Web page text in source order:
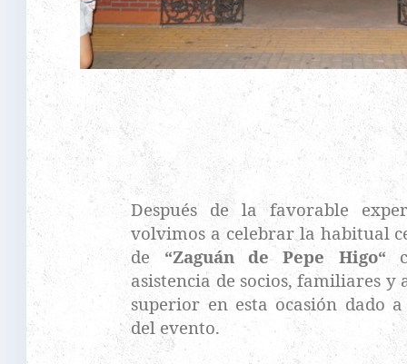
Después de la favorable
volvimos a celebrar la habitual
de “Zaguán de Pepe Higo“
asistencia de socios, familiares y
superior en esta ocasión dado
del evento.